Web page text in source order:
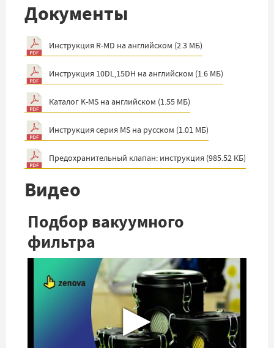
Документы
Инструкция R-MD на английском (2.3 МБ)
Инструкция 10DL,15DH на английском (1.6 МБ)
Каталог K-MS на английском (1.55 МБ)
Инструкция серия MS на русском (1.01 МБ)
Предохранительный клапан: инструкция (985.52 КБ)
Видео
Подбор вакуумного
фильтра
▶